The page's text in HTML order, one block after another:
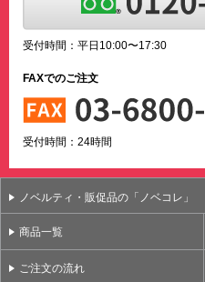
受付時間：平日10:00〜17:30
FAXでのご注文
受付時間：24時間
ノベルティ・販促品の「ノベコレ」
商品一覧
ご注文の流れ